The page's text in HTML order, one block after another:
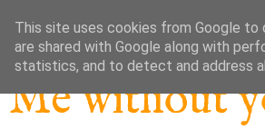
Me without
This site uses cookies from Google to
are shared with Google along with
statistics, and to detect and address